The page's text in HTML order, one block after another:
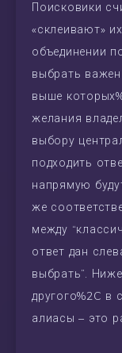
Поисковики
«склеивают»
объединении
выбрать
выше
желания
выбору
подходить
напрямую
же
между
ответ дан
выбрать”.
другого%2C в
алиасы – это